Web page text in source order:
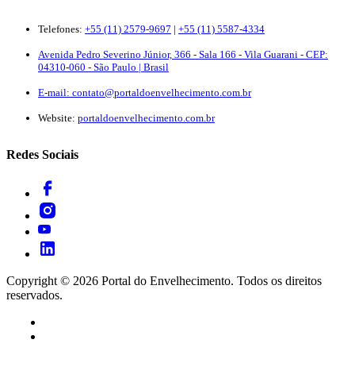
Telefones: +55 (11) 2579-9697 | +55 (11) 5587-4334
Avenida Pedro Severino Júnior, 366 - Sala 166 - Vila Guarani - CEP:
04310-060 - São Paulo | Brasil
E-mail: contato@portaldoenvelhecimento.com.br
Website: portaldoenvelhecimento.com.br
Redes Sociais
Copyright © 2026 Portal do Envelhecimento. Todos os direitos
reservados.